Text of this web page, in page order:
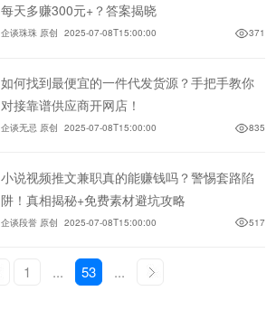
每天多赚300元+？答案揭晓
企谈珠珠 原创 2025-07-08T15:00:00 371
如何找到最便宜的一件代发货源？手把手教你
对接靠谱供应商开网店！
企谈无忌 原创 2025-07-08T15:00:00 835
小说视频推文兼职真的能赚钱吗？警惕套路陷
阱！真相揭秘+免费素材避坑攻略
企谈段誉 原创 2025-07-08T15:00:00 517
1 ... 53 ...